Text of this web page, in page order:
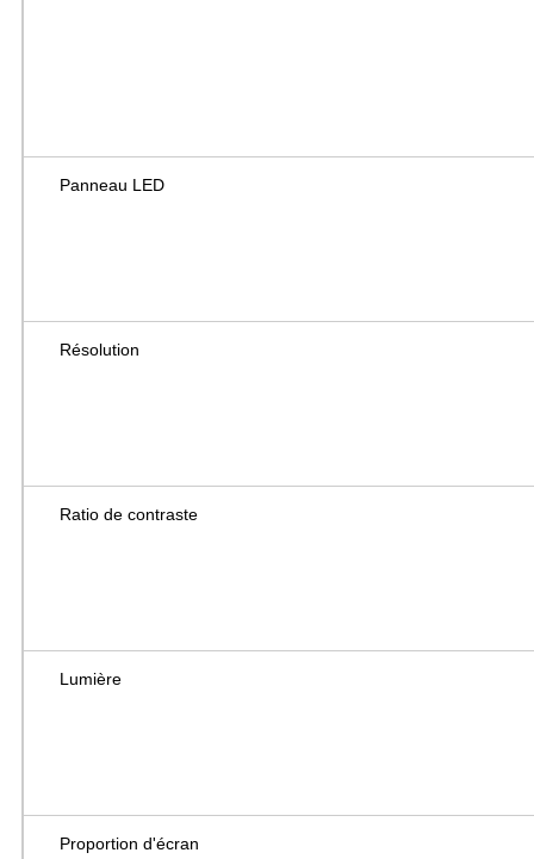
Panneau LED
Résolution
Ratio de contraste
Lumière
Proportion d'écran